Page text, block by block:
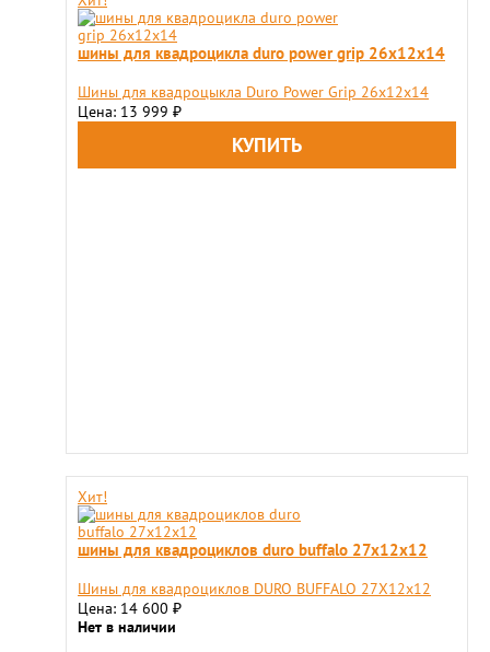
шины для квадроцикла duro power grip 26x12x14
Шины для квадроцыкла Duro Power Grip 26x12x14
Цена: 13 999 ₽
Хит!
шины для квадроциклов duro buffalo 27x12х12
Шины для квадроциклов DURO BUFFALO 27X12х12
Цена: 14 600 ₽
Нет в наличии